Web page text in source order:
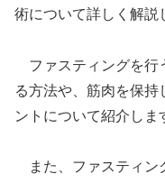
術について詳しく解説
ファスティングを行
る方法や、筋肉を保持
ントについて紹介しま
また、ファスティン